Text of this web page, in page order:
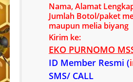
Nama, Alamat
Jumlah Botol/paket
maupun melia biyang
Kirim ke:
EKO PURNOMO
ID Member Resmi (
SMS/ CALL